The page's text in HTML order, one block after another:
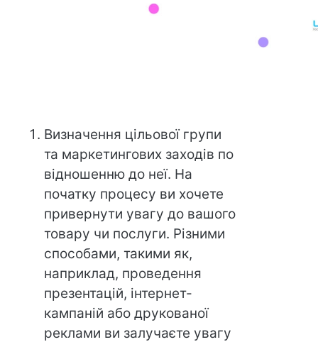
Визначення цільової групи
та маркетингових заходів по
відношенню до неї. На
початку процесу ви хочете
привернути увагу до вашого
товару чи послуги. Різними
способами, такими як,
наприклад, проведення
презентацій, інтернет-
кампаній або друкованої
реклами ви залучаєте увагу